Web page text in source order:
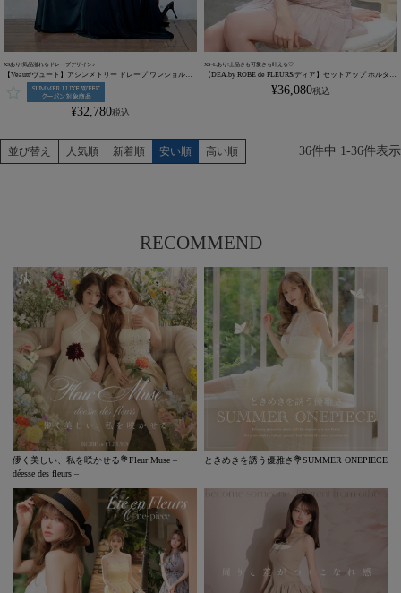
XSあり!気品溢れるドレープデザイン♪
【Veautt/ヴュート】アシンメトリー ドレープ ワンショルダ
ー エレガント Aラインロングドレス(VT022527)
¥32,780税込
XS~Lあり!上品さも可愛さも叶える♡
【DEA.by ROBE de FLEURS/ディア】セットアップ ホルター
ネック シフォン ドット柄 シンプル フレアミニドレス
¥36,080税込
並び替え 人気順 新着順 安い順 高い順 36件中 1-36件表示
RECOMMEND
儚く美しい、私を咲かせる💐Fleur Muse –
déesse des fleurs –
ときめきを誘う優雅さ💐SUMMER ONEPIECE